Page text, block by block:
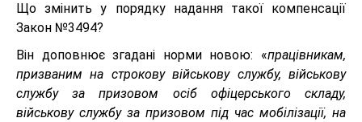
Що змінить у порядку надання такої компенсації
Закон №3494?
Він доповнює згадані норми новою: «працівникам,
призваним на строкову військову службу, військову
службу за призовом осіб офіцерського складу,
військову службу за призовом під час мобілізації, на